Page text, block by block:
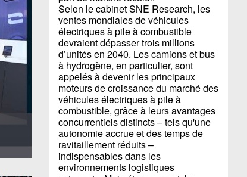
Selon le cabinet SNE Research, les
ventes mondiales de véhicules
électriques à pile à combustible
devraient dépasser trois millions
d’unités en 2040. Les camions et bus
à hydrogène, en particulier, sont
appelés à devenir les principaux
moteurs de croissance du marché des
véhicules électriques à pile à
combustible, grâce à leurs avantages
concurrentiels distincts – tels qu'une
autonomie accrue et des temps de
ravitaillement réduits –
indispensables dans les
environnements logistiques